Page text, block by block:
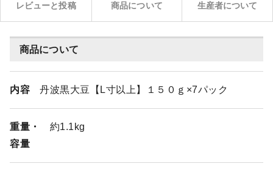
レビューと投稿 商品について 生産者について
商品について
内容 丹波黒大豆【L寸以上】１５０ｇ×7パック
重量・
容量
約1.1kg